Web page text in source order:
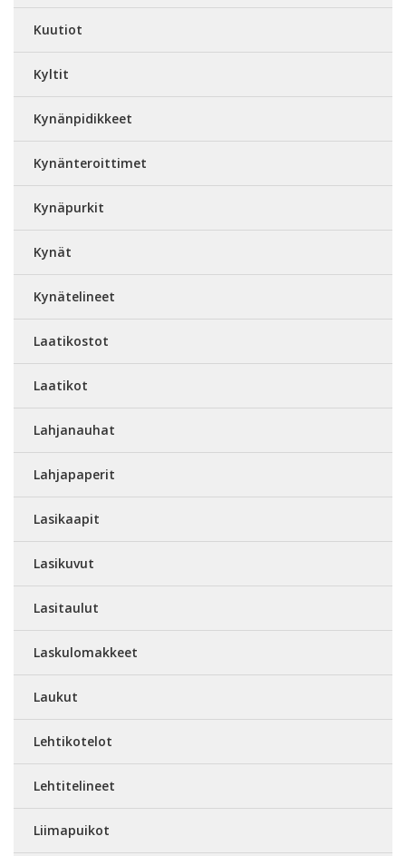
Kuutiot
Kyltit
Kynänpidikkeet
Kynänteroittimet
Kynäpurkit
Kynät
Kynätelineet
Laatikostot
Laatikot
Lahjanauhat
Lahjapaperit
Lasikaapit
Lasikuvut
Lasitaulut
Laskulomakkeet
Laukut
Lehtikotelot
Lehtitelineet
Liimapuikot